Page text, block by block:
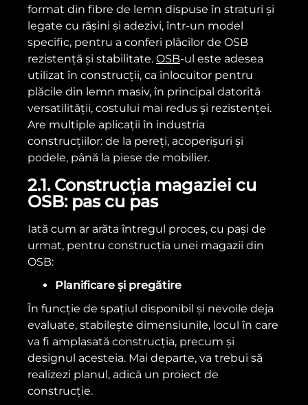
format din fibre de lemn dispuse în straturi și
legate cu rășini și adezivi, într-un model
specific, pentru a conferi plăcilor de OSB
rezistență și stabilitate. OSB-ul este adesea
utilizat în construcții, ca înlocuitor pentru
plăcile din lemn masiv, în principal datorită
versatilității, costului mai redus și rezistenței.
Are multiple aplicații în industria
construcțiilor: de la pereți, acoperișuri și
podele, până la piese de mobilier.
2.1. Construcția magaziei cu
OSB: pas cu pas
Iată cum ar arăta întregul proces, cu pași de
urmat, pentru construcția unei magazii din
OSB:
Planificare și pregătire
În funcție de spațiul disponibil și nevoile deja
evaluate, stabilește dimensiunile, locul în care
va fi amplasată construcția, precum și
designul acesteia. Mai departe, va trebui să
realizezi planul, adică un proiect de
construcție.